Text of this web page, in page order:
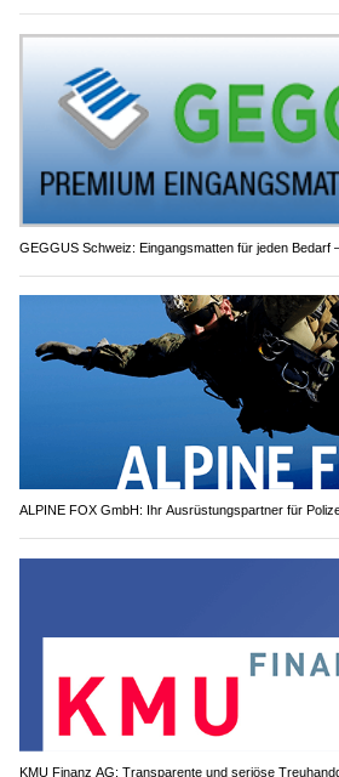
GEGGUS Schweiz: Eingangsmatten für jeden Bedarf
ALPINE FOX GmbH: Ihr Ausrüstungspartner für
KMU Finanz AG: Transparente und seriöse